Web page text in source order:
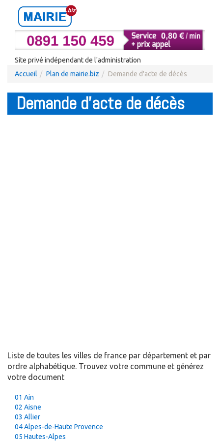
Site privé indépendant de l'administration
Accueil
Plan de mairie.biz Demande d'acte de décès
Demande d'acte de décès
Liste de toutes les villes de france par département et par
ordre alphabétique. Trouvez votre commune et générez
votre document
01 Ain
02 Aisne
03 Allier
04 Alpes-de-Haute Provence
05 Hautes-Alpes